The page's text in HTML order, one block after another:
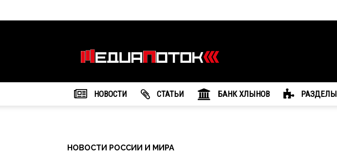
агентство
"МедиаПоток"
НОВОСТИ CТАТЬИ БАНК ХЛЫНОВ РАЗДЕЛЫ
НОВОСТИ РОССИИ И МИРА